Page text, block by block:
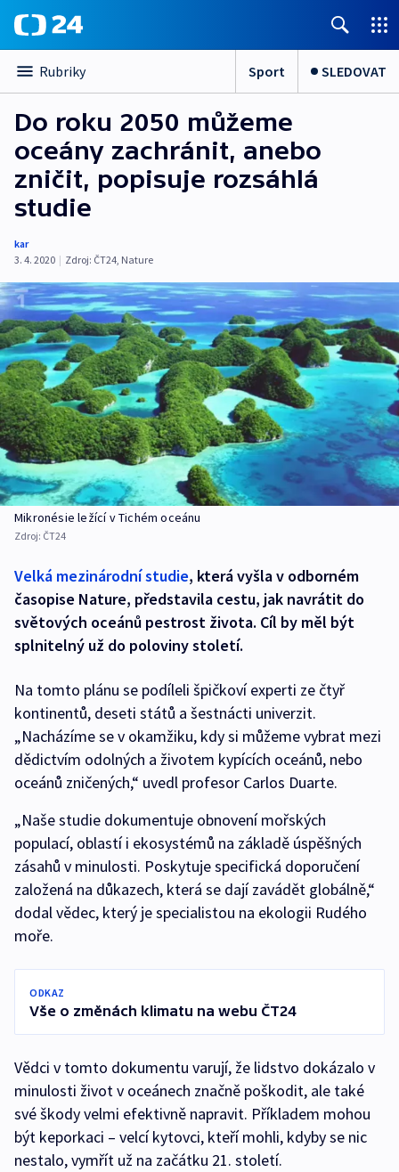
Rubriky Sport SLEDOVAT
Do roku 2050 můžeme
oceány zachránit, anebo
zničit, popisuje rozsáhlá
studie
kar
3. 4. 2020 | Zdroj: ČT24, Nature
Mikronésie ležící v Tichém oceánu
Zdroj: ČT24
Velká mezinárodní studie, která vyšla v odborném
časopise Nature, představila cestu, jak navrátit do
světových oceánů pestrost života. Cíl by měl být
splnitelný už do poloviny století.
Na tomto plánu se podíleli špičkoví experti ze čtyř
kontinentů, deseti států a šestnácti univerzit.
„Nacházíme se v okamžiku, kdy si můžeme vybrat mezi
dědictvím odolných a životem kypících oceánů, nebo
oceánů zničených,“ uvedl profesor Carlos Duarte.
„Naše studie dokumentuje obnovení mořských
populací, oblastí i ekosystémů na základě úspěšných
zásahů v minulosti. Poskytuje specifická doporučení
založená na důkazech, která se dají zavádět globálně,“
dodal vědec, který je specialistou na ekologii Rudého
moře.
ODKAZ
Vše o změnách klimatu na webu ČT24
Vědci v tomto dokumentu varují, že lidstvo dokázalo v
minulosti život v oceánech značně poškodit, ale také
své škody velmi efektivně napravit. Příkladem mohou
být keporkaci –⁠ velcí kytovci, kteří mohli, kdyby se nic
nestalo, vymřít už na začátku 21. století.